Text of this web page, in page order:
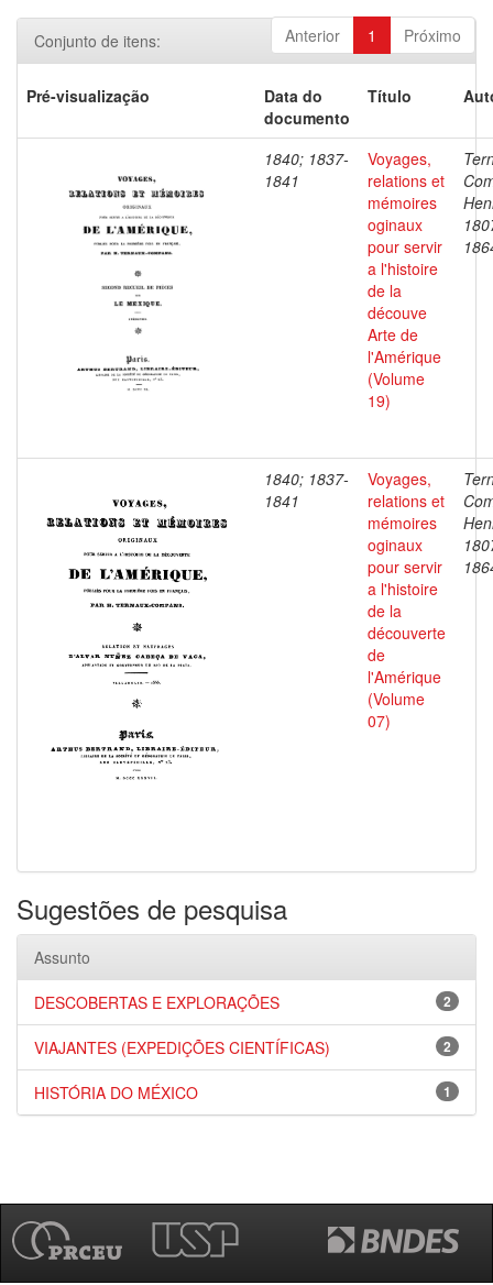
Anterior 1 Próximo
Conjunto de itens:
Pré-visualização
Data do
documento
Título
1840; 1837-
1841
Voyages,
relations et
mémoires
oginaux
pour servir
a l'histoire
de la
découve
Arte de
l'Amérique
(Volume
19)
1840; 1837-
1841
Voyages,
relations et
mémoires
oginaux
pour servir
a l'histoire
de la
découverte
de
l'Amérique
(Volume
07)
Sugestões de pesquisa
Assunto
2
DESCOBERTAS E EXPLORAÇÕES
2
VIAJANTES (EXPEDIÇÕES CIENTÍFICAS)
1
HISTÓRIA DO MÉXICO